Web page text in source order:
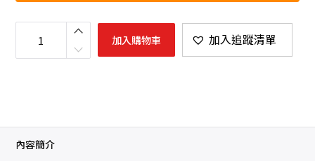
筋
鬆
0
部
位
加入購物車 加入追蹤清單
內容簡介